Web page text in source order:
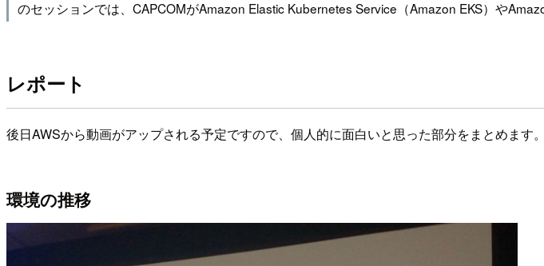
のセッションでは、CAPCOMがAmazon Elastic Kubernetes Service（Amazon EKS）や
レポート
後日AWSから動画がアップされる予定ですので、個人的に面白いと思った部分をまとめます。
環境の推移